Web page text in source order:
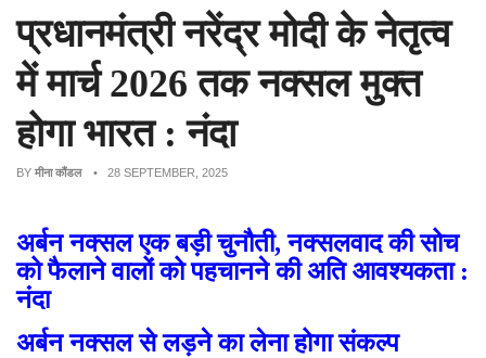
प्रधानमंत्री नरेंद्र मोदी के नेतृत्व
में मार्च 2026 तक नक्सल मुक्त
होगा भारत : नंदा
BY मीना कौंडल • 28 SEPTEMBER, 2025
अर्बन नक्सल एक बड़ी चुनौती, नक्सलवाद की सोच
को फैलाने वालों को पहचानने की अति आवश्यकता :
नंदा
अर्बन नक्सल से लड़ने का लेना होगा संकल्प